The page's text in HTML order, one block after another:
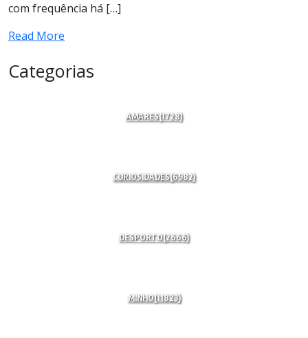
com frequência há […]
Read More
Categorias
AMARES(1728)
CURIOSIDADES(6982)
DESPORTO(2666)
MINHO(11823)